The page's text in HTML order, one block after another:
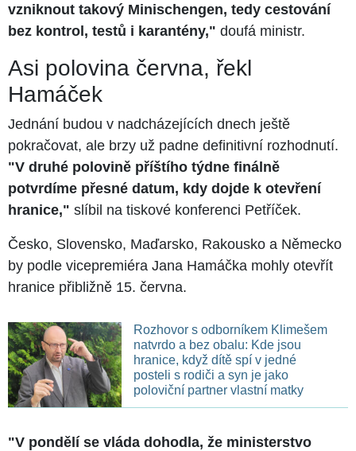
vzniknout takový Minischengen, tedy cestování
bez kontrol, testů i karantény," doufá ministr.
Asi polovina června, řekl
Hamáček
Jednání budou v nadcházejících dnech ještě
pokračovat, ale brzy už padne definitivní rozhodnutí.
"V druhé polovině příštího týdne finálně
potvrdíme přesné datum, kdy dojde k otevření
hranice," slíbil na tiskové konferenci Petříček.
Česko, Slovensko, Maďarsko, Rakousko a Německo
by podle vicepremiéra Jana Hamáčka mohly otevřít
hranice přibližně 15. června.
Rozhovor s odborníkem Klimešem
natvrdo a bez obalu: Kde jsou
hranice, když dítě spí v jedné
posteli s rodiči a syn je jako
poloviční partner vlastní matky
"V pondělí se vláda dohodla, že ministerstvo